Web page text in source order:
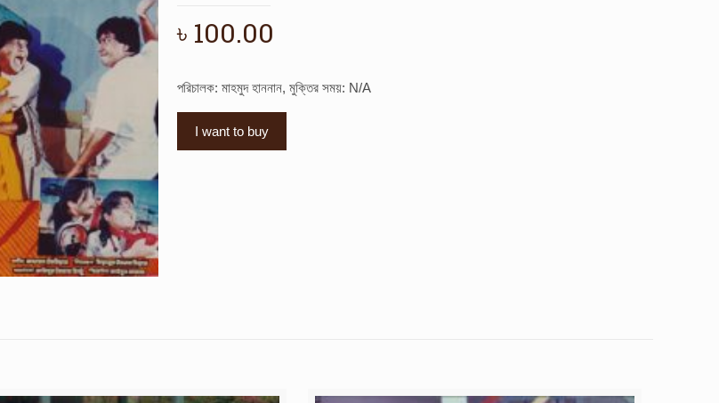
৳ 100.00
পরিচালক: মাহমুদ হাননান, মুক্তির সময়: N/A
I want to buy